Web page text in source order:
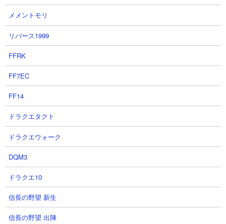
５．絶・誘惑のシンフォニー 第五番破綻調 斎藤
一や花山薫を使った攻略
【出撃メンバー】
【攻略概要】
「3にゃん」さんの攻略動画です。にゃんコンボは資金周りと研究
力を盛っています。残り枠はムート、花山薫、コーン、カンカ
ン、極上、ムート、斎藤一。序盤から壁役を連打しつつカンカン
メメントモリ
リバース1999
FFRK
FF7EC
FF14
ドラクエタクト
ドラクエウォーク
DQM3
ドラクエ10
信長の野望 新生
信長の野望 出陣